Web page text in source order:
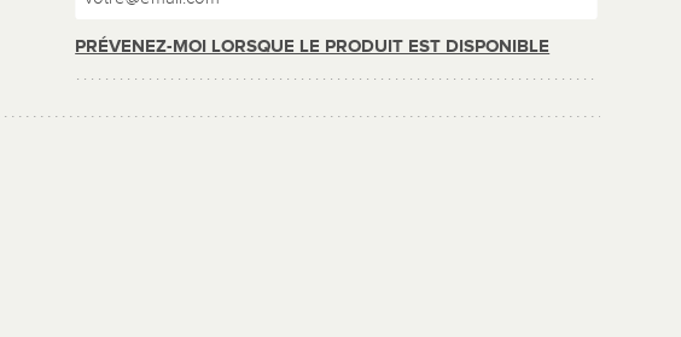
PRÉVENEZ-MOI LORSQUE LE PRODUIT EST DISPONIBLE